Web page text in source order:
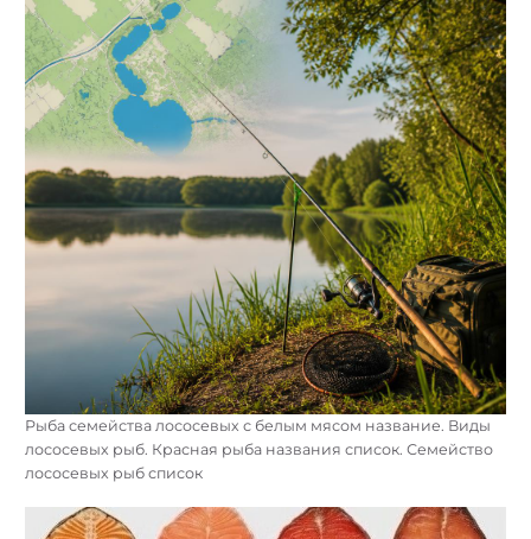
Рыба семейства лососевых с белым мясом название. Виды
лососевых рыб. Красная рыба названия список. Семейство
лососевых рыб список